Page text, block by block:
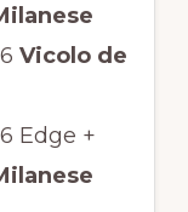
Vicolo de
Edge +